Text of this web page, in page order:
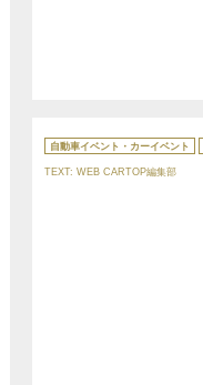
テ
ゴ
ー
自動車イベント・カーイベント
TEXT: WEB CARTOP編集部